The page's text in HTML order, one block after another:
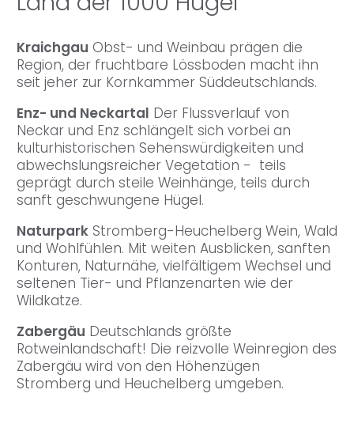
Kraichgau Obst- und Weinbau prägen die
Region, der fruchtbare Lössboden macht ihn
seit jeher zur Kornkammer Süddeutschlands.
Enz- und Neckartal Der Flussverlauf von
Neckar und Enz schlängelt sich vorbei an
kulturhistorischen Sehenswürdigkeiten und
abwechslungsreicher Vegetation - teils
geprägt durch steile Weinhänge, teils durch
sanft geschwungene Hügel.
Naturpark Stromberg-Heuchelberg Wein, Wald
und Wohlfühlen. Mit weiten Ausblicken, sanften
Konturen, Naturnähe, vielfältigem Wechsel und
seltenen Tier- und Pflanzenarten wie der
Wildkatze.
Zabergäu Deutschlands größte
Rotweinlandschaft! Die reizvolle Weinregion des
Zabergäu wird von den Höhenzügen
Stromberg und Heuchelberg umgeben.